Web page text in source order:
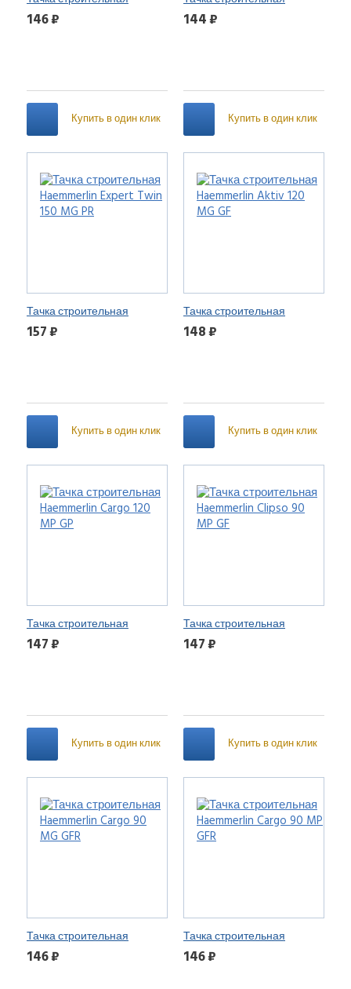
Haemmerlin Cargo 90 MG GF
146 ₽
Купить в один клик
Haemmerlin
144 ₽
Купить в один клик
Тачка строительная
Haemmerlin Expert Twin 150
157 ₽
Купить в один клик
Тачка строительная
Haemmerlin Aktiv 120 MG GF
148 ₽
Купить в один клик
Тачка строительная
Haemmerlin Cargo 120 MP GP
147 ₽
Купить в один клик
Тачка строительная
Haemmerlin Clipso 90 MP GF
147 ₽
Купить в один клик
Тачка строительная
Haemmerlin Cargo 90 MG
146 ₽
Тачка строительная
Haemmerlin Cargo 90 MP GFR
146 ₽